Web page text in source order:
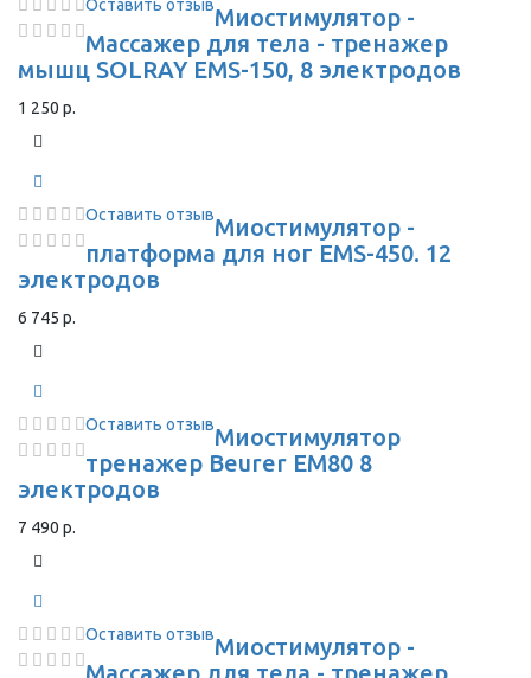
Оставить отзывМиостимулятор -
Массажер для тела - тренажер
мышц SOLRAY EMS-150, 8 электродов
1 250 р.
Оставить отзывМиостимулятор -
платформа для ног EMS-450. 12
электродов
6 745 р.
Оставить отзывМиостимулятор
тренажер Beurer EM80 8
электродов
7 490 р.
Оставить отзывМиостимулятор -